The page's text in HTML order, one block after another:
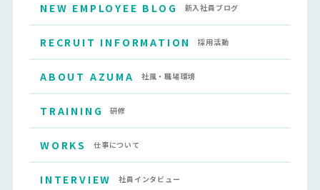
NEW EMPLOYEE BLOG 新入社員ブログ
RECRUIT INFORMATION 採用活動
ABOUT AZUMA 社風・職場環境
TRAINING 研修
WORKS 仕事について
INTERVIEW 社員インタビュー